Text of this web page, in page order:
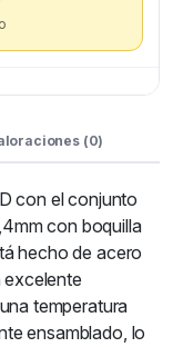
(0)
con el conjunto
con boquilla
hecho de acero
excelente
temperatura
ensamblado, lo